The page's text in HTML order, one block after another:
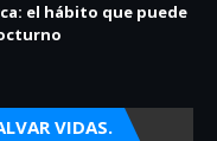
el hábito que puede
VIDAS.